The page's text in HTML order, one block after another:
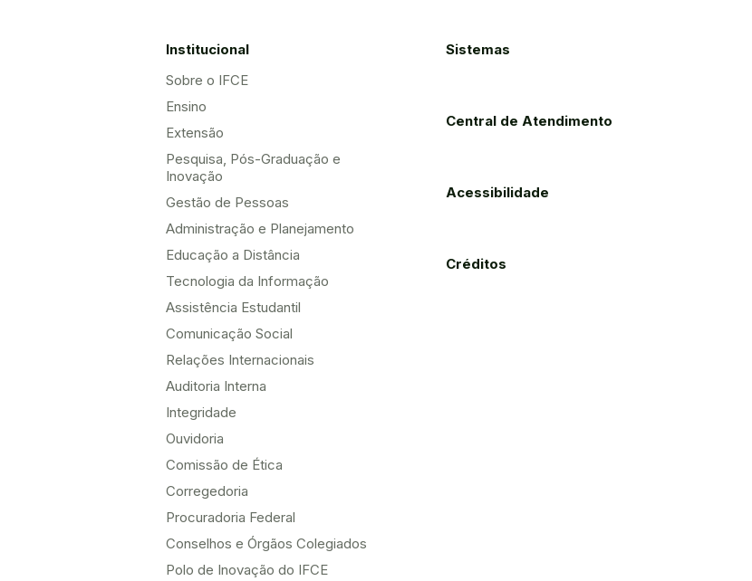
Institucional
Sobre o IFCE
Ensino
Extensão
Pesquisa, Pós-Graduação e
Inovação
Gestão de Pessoas
Administração e Planejamento
Educação a Distância
Tecnologia da Informação
Assistência Estudantil
Comunicação Social
Relações Internacionais
Auditoria Interna
Integridade
Ouvidoria
Comissão de Ética
Corregedoria
Procuradoria Federal
Conselhos e Órgãos Colegiados
Polo de Inovação do IFCE
Sistemas
Central de Atendimento
Acessibilidade
Créditos